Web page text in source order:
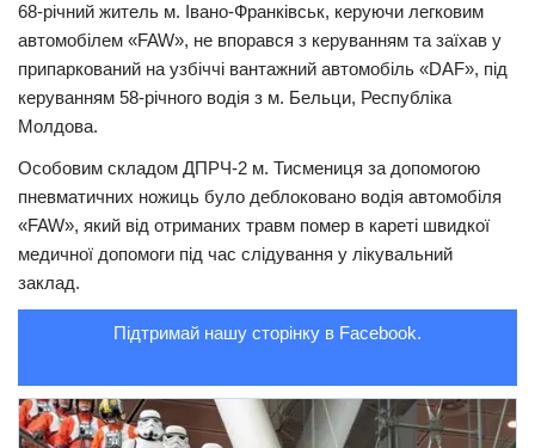
Події
Кримінал
Трагедії
Суспільство
Культура
Шоу-біз
68-річний житель м. Івано-Франківськ, керуючи легковим
автомобілем «FAW», не впорався з керуванням та заїхав у
припаркований на узбіччі вантажний автомобіль «DAF», під
керуванням 58-річного водія з м. Бельци, Республіка
Молдова.
Особовим складом ДПРЧ-2 м. Тисмениця за допомогою
пневматичних ножиць було деблоковано водія автомобіля
«FAW», який від отриманих травм помер в кареті швидкої
медичної допомоги під час слідування у лікувальний
заклад.
Підтримай нашу сторінку в Facebook.